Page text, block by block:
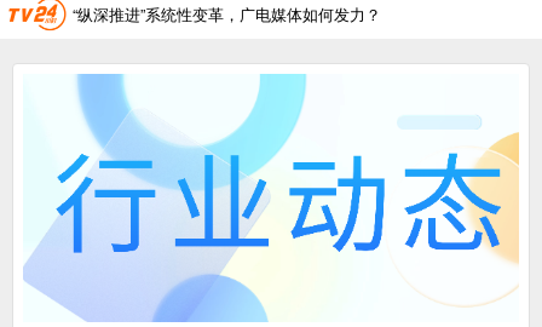
“纵深推进”系统性变革，广电媒体如何发力？
“一省一网”，中国广电为何走了二十年？
广电总局对互联网电视自动续费专项治理
中国广电：编制一体化电视技术标准白皮书